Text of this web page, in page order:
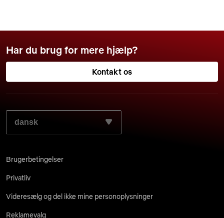
Har du brug for mere hjælp?
Kontakt os
VÆLG DIT FORETRUKNE SPROG:
Brugerbetingelser
Privatliv
Videresælg og del ikke mine personoplysninger
Reklamevalg